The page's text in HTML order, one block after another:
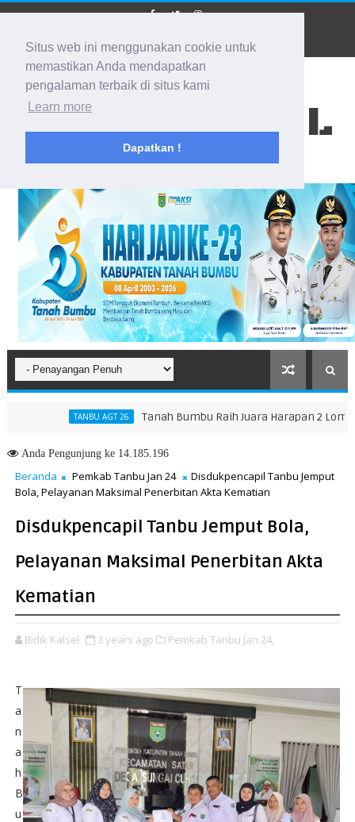
Situs web ini menggunakan cookie untuk
memastikan Anda mendapatkan
pengalaman terbaik di situs kami
Learn more
Dapatkan !
BIDIK KALSEL
Membidik Ke Segala Arah
TANBU AGT 26 Tanah Bumbu Raih Juara Harapan 2 Lomba
Pengendalian Debu Pelabuhan Bunati
AndaPengunjung ke 14.185.196
Beranda Pemkab Tanbu Jan 24
Disdukpencapil Tanbu Jemput
Bola, Pelayanan Maksimal Penerbitan Akta Kematian
Disdukpencapil Tanbu Jemput Bola,
Pelayanan Maksimal Penerbitan Akta
Kematian
Bidik Kalsel 3 years ago Pemkab Tanbu Jan 24,
T
a
n
a
h
B
u